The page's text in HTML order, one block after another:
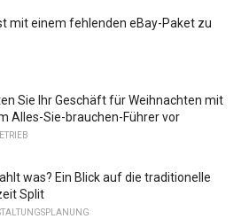
mit einem fehlenden eBay-Paket zu
Sie Ihr Geschäft für Weihnachten mit
Alles-Sie-brauchen-Führer vor
was? Ein Blick auf die traditionelle
Split